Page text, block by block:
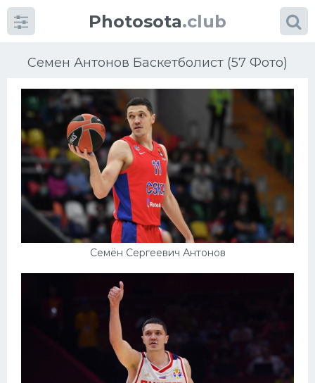
Photosota.club
Семен Антонов Баскетболист (57 Фото)
Семён Сергеевич Антонов
КатегорииФото
Еще картинки...
Футбол
Велогонки
Конькобежный спорт